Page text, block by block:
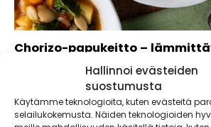
Hallinnoi evästeiden
suostumusta
Käytämme teknologioita, kuten evästeitä
selailukokemusta. Näiden teknologioiden
Chorizo-papukeitto –
viileisiin iltoihin
Lämmittävä chorizo-papukeitto on
haastaja! Tämä soppa maistuu koko
alle...